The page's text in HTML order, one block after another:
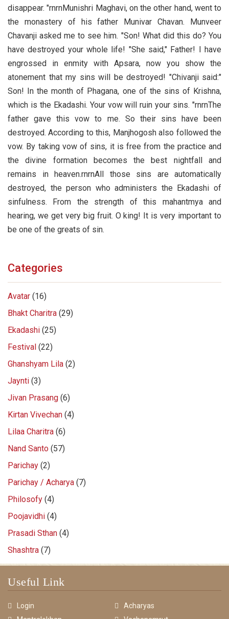
disappear. "rnrnMunishri Maghavi, on the other hand, went to
the monastery of his father Munivar Chavan. Munveer
Chavanji asked me to see him. "Son! What did this do? You
have destroyed your whole life! "She said," Father! I have
engrossed in enmity with Apsara, now you show the
atonement that my sins will be destroyed! "Chivanji said:"
Son! In the month of Phagana, one of the sins of Krishna,
which is the Ekadashi. Your vow will ruin your sins. "rnrnThe
father gave this vow to me. So their sins have been
destroyed. According to this, Manjhogosh also followed the
vow. By taking vow of sins, it is free from the practice and
the divine formation becomes the best nightfall and
remains in heaven.rnrnAll those sins are automatically
destroyed, the person who administers the Ekadashi of
sinfulness. From the strength of this mahantmya and
hearing, we get very big fruit. O king! It is very important to
be one of the greats of sin.
Categories
Avatar (16)
Bhakt Charitra (29)
Ekadashi (25)
Festival (22)
Ghanshyam Lila (2)
Jaynti (3)
Jivan Prasang (6)
Kirtan Vivechan (4)
Lilaa Charitra (6)
Nand Santo (57)
Parichay (2)
Parichay / Acharya (7)
Philosofy (4)
Poojavidhi (4)
Prasadi Sthan (4)
Shashtra (7)
Useful Link
Login
Acharyas